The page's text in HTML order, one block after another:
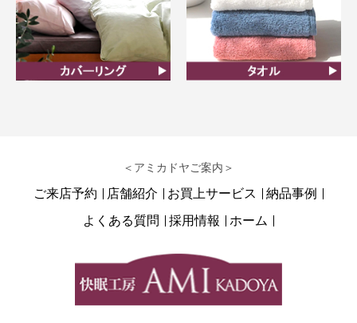
＜アミカドヤご案内＞
ご来店予約 店舗紹介 お買上サービス
納品事例
よくある質問
採用情報 ホーム